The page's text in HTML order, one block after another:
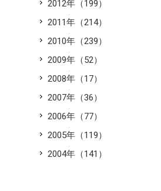
2012年（199）
2011年（214）
2010年（239）
2009年（52）
2008年（17）
2007年（36）
2006年（77）
2005年（119）
2004年（141）